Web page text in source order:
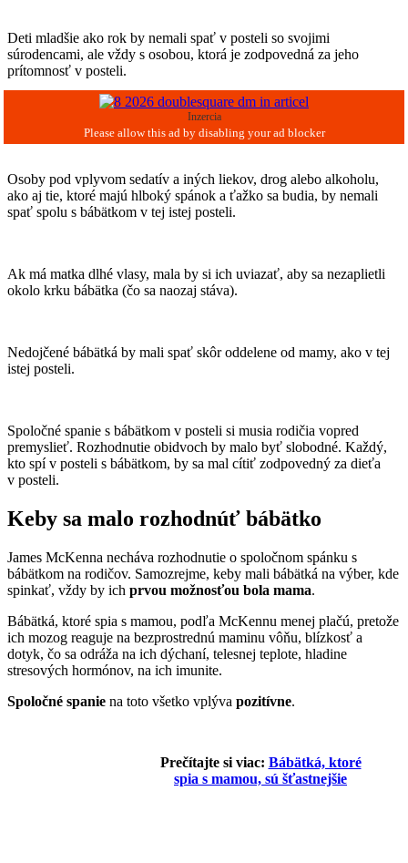
Deti mladšie ako rok by nemali spať v posteli so svojimi
súrodencami, ale vždy s osobou, ktorá je zodpovedná za jeho
prítomnosť v posteli.
Inzercia
Osoby pod vplyvom sedatív a iných liekov, drog alebo alkoholu,
ako aj tie, ktoré majú hlboký spánok a ťažko sa budia, by nemali
spať spolu s bábätkom v tej istej posteli.
Ak má matka dlhé vlasy, mala by si ich uviazať, aby sa nezaplietli
okolo krku bábätka (čo sa naozaj stáva).
Nedojčené bábätká by mali spať skôr oddelene od mamy, ako v tej
istej posteli.
Spoločné spanie s bábätkom v posteli si musia rodičia vopred
premyslieť. Rozhodnutie obidvoch by malo byť slobodné. Každý,
kto spí v posteli s bábätkom, by sa mal cítiť zodpovedný za dieťa
v posteli.
Keby sa malo rozhodnúť bábätko
James McKenna necháva rozhodnutie o spoločnom spánku s
bábätkom na rodičov. Samozrejme, keby mali bábätká na výber, kde
spinkať, vždy by ich prvou možnosťou bola mama.
Bábätká, ktoré spia s mamou, podľa McKennu menej plačú, pretože
ich mozog reaguje na bezprostrednú maminu vôňu, blízkosť a
dotyk, čo sa odráža na ich dýchaní, telesnej teplote, hladine
stresových hormónov, na ich imunite.
Spoločné spanie na toto všetko vplýva pozitívne.
Prečítajte si viac: Bábätká, ktoré
spia s mamou, sú šťastnejšie